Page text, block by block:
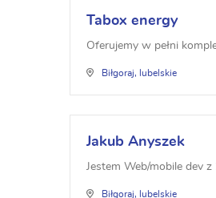
Tabox energy
Oferujemy w pełni
Biłgoraj, lubelskie
Jakub Anyszek
Jestem Web/mobile dev
Biłgoraj, lubelskie